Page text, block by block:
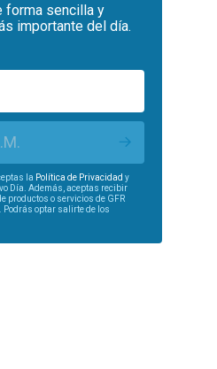
forma sencilla y
importante del día.
la Política de Privacidad y
Día. Además, aceptas recibir
productos o servicios de GFR
Podrás optar salirte de los